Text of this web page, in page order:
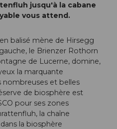
jusqu'à la cabane
vous attend.
balisé mène de Hirsegg
le Brienzer Rothorn
de Lucerne, domine,
la marquante
nombreuses et belles
de biosphère est
pour ses zones
la chaîne
la biosphère